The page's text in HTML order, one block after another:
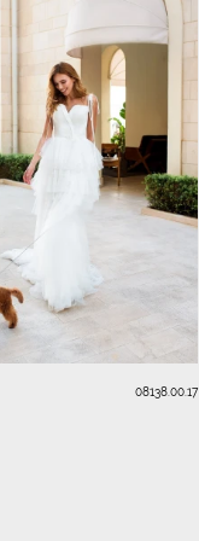
08138.00.17